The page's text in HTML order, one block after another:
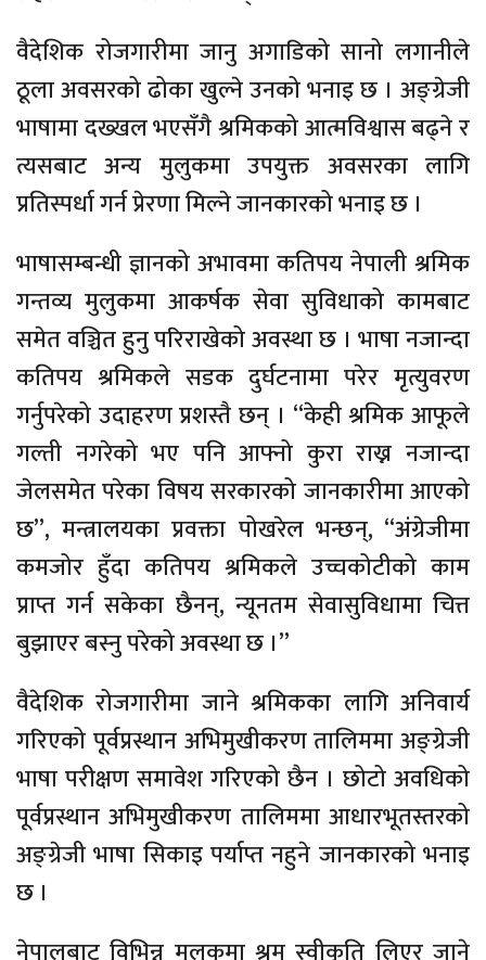
वैदेशिक रोजगारीमा जानु अगाडिको सानो लगानीले
ठूला अवसरको ढोका खुल्ने उनको भनाइ छ । अङ्ग्रेजी
भाषामा दख्खल भएसँगै श्रमिकको आत्मविश्वास बढ्ने र
त्यसबाट अन्य मुलुकमा उपयुक्त अवसरका लागि
प्रतिस्पर्धा गर्न प्रेरणा मिल्ने जानकारको भनाइ छ ।
भाषासम्बन्धी ज्ञानको अभावमा कतिपय नेपाली श्रमिक
गन्तव्य मुलुकमा आकर्षक सेवा सुविधाको कामबाट
समेत वञ्चित हुनु परिराखेको अवस्था छ । भाषा नजान्दा
कतिपय श्रमिकले सडक दुर्घटनामा परेर मृत्युवरण
गर्नुपरेको उदाहरण प्रशस्तै छन् । “केही श्रमिक आफूले
गल्ती नगरेको भए पनि आफ्नो कुरा राख्न नजान्दा
जेलसमेत परेका विषय सरकारको जानकारीमा आएको
छ”, मन्त्रालयका प्रवक्ता पोखरेल भन्छन्, “अंग्रेजीमा
कमजोर हुँदा कतिपय श्रमिकले उच्चकोटीको काम
प्राप्त गर्न सकेका छैनन्, न्यूनतम सेवासुविधामा चित्त
बुझाएर बस्नु परेको अवस्था छ ।”
वैदेशिक रोजगारीमा जाने श्रमिकका लागि अनिवार्य
गरिएको पूर्वप्रस्थान अभिमुखीकरण तालिममा अङ्ग्रेजी
भाषा परीक्षण समावेश गरिएको छैन । छोटो अवधिको
पूर्वप्रस्थान अभिमुखीकरण तालिममा आधारभूतस्तरको
अङ्ग्रेजी भाषा सिकाइ पर्याप्त नहुने जानकारको भनाइ
छ ।